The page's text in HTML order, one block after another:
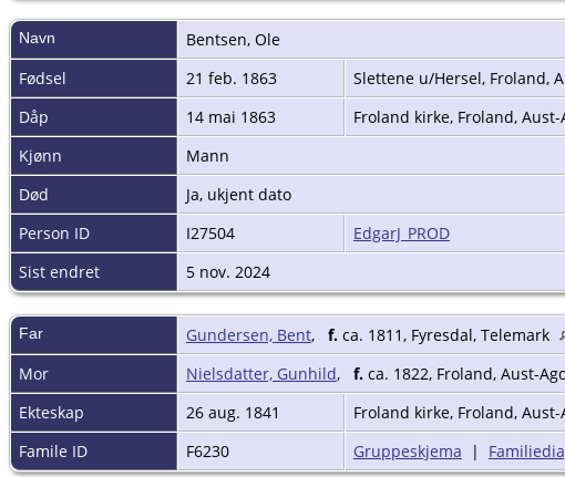
Navn Bentsen, Ole
Fødsel
21 feb. 1863 Slettene u/Hersel, Froland,
Dåp
14 mai 1863 Froland kirke, Froland,
Kjønn
Mann
Død
Ja, ukjent dato
Person ID
I27504
EdgarJ_PROD
Sist endret
5 nov. 2024
Far Gundersen, Bent, f. ca. 1811, Fyresdal, Telemark
Mor
Nielsdatter, Gunhild, f. ca. 1822, Froland, Aust-
Ekteskap
26 aug. 1841 Froland kirke, Froland,
Famile ID
F6230 Gruppeskjema |